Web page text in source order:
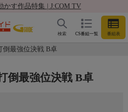
かす作品特集 | J:COM TV
CS番組一覧 番組表
検索
倒最強位決戦 B卓
倒最強位決戦 B卓